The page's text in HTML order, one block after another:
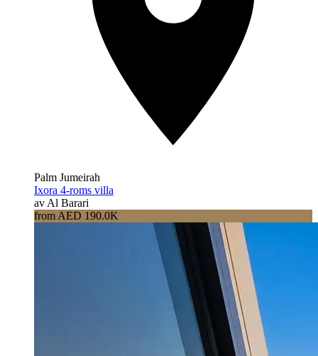
Palm Jumeirah
Ixora 4-roms villa
av Al Barari
from AED 190.0K